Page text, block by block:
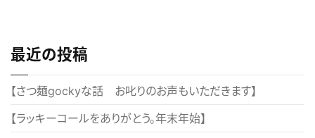
ゲ
ー
最近の投稿
【さつ麺gockyな話 お叱りのお声もいただきます】
【ラッキーコールをありがとう。年末年始】